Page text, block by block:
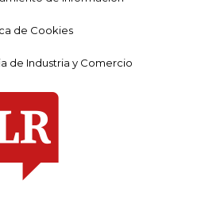
de Cookies
de Industria y Comercio